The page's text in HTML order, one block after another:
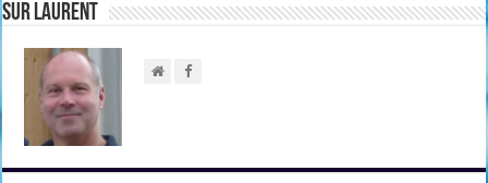
sur Laurent